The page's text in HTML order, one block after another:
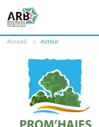
Accueil Acteur